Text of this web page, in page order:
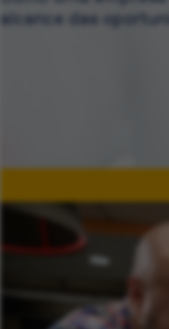
alcance das